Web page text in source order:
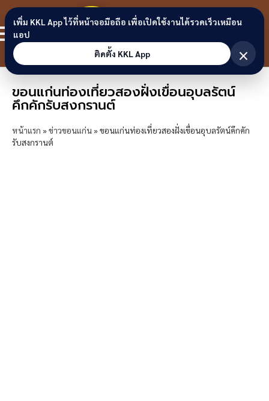
Skip to content
ขอนแก่น
ลิงก์
ขอนแก่นท่องเที่ยวสองฝั่งเขื่อนอุบลรัตน์
คึกคักรับสงกรานต์
หน้าแรก »ข่าวขอนแก่น»ขอนแก่นท่องเที่ยวสองฝั่งเขื่อนอุบลรัตน์คึกคัก
รับสงกรานต์
เพิ่ม KKL App ไว้ที่หน้าจอมือถือ เพื่อเปิดใช้งานได้รวดเร็วเหมือน
แอป
ติดตั้ง KKL App
×